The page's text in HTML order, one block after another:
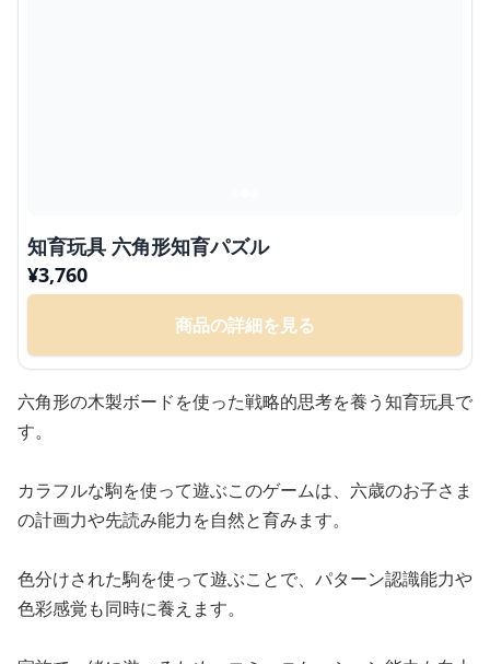
知育玩具 六角形知育パズル
¥3,760
商品の詳細を見る
六角形の木製ボードを使った戦略的思考を養う知育玩具で
す。
カラフルな駒を使って遊ぶこのゲームは、六歳のお子さま
の計画力や先読み能力を自然と育みます。
色分けされた駒を使って遊ぶことで、パターン認識能力や
色彩感覚も同時に養えます。